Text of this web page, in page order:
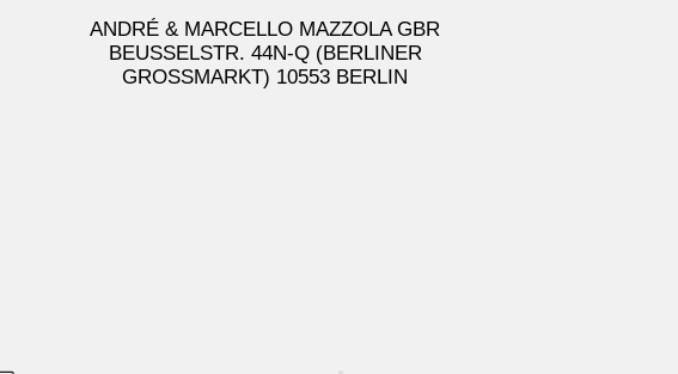
ANDRÉ & MARCELLO MAZZOLA GBR
BEUSSELSTR. 44N-Q (BERLINER
GROSSMARKT) 10553 BERLIN